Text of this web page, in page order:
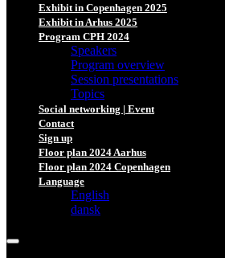
Exhibit in Copenhagen 2025
Exhibit in Arhus 2025
Program CPH 2024
Speakers
Program overview
Session presentations
Topics
Social networking | Event
Contact
Sign up
Floor plan 2024 Aarhus
Floor plan 2024 Copenhagen
Language
English
dansk